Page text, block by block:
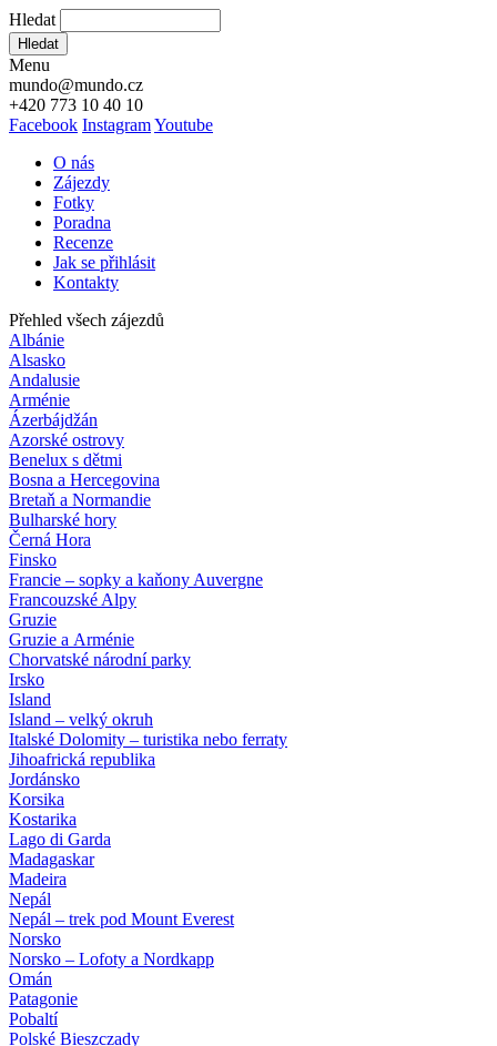
Hledat
Hledat
Menu
mundo@mundo.cz
+420 773 10 40 10
Facebook InstagramYoutube
O nás
Zájezdy
Fotky
Poradna
Recenze
Jak se přihlásit
Kontakty
Přehled všech zájezdů
Albánie
Alsasko
Andalusie
Arménie
Ázerbájdžán
Azorské ostrovy
Benelux s dětmi
Bosna a Hercegovina
Bretaň a Normandie
Bulharské hory
Černá Hora
Finsko
Francie – sopky a kaňony Auvergne
Francouzské Alpy
Gruzie
Gruzie a Arménie
Chorvatské národní parky
Irsko
Island
Island – velký okruh
Italské Dolomity – turistika nebo ferraty
Jihoafrická republika
Jordánsko
Korsika
Kostarika
Lago di Garda
Madagaskar
Madeira
Nepál
Nepál – trek pod Mount Everest
Norsko
Norsko – Lofoty a Nordkapp
Omán
Patagonie
Pobaltí
Polské Bieszczady